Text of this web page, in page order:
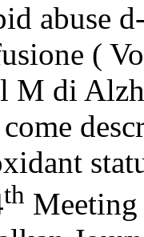
abuse
(
M di
th